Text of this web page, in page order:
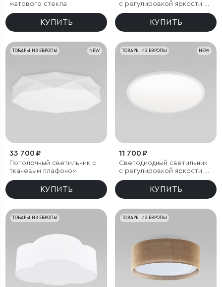
матового стекла
КУПИТЬ
с регулировкой яркости и
цветовой температуры
КУПИТЬ
NEW
ТОВАРЫ ИЗ ЕВРОПЫ
33 700 ₽
Потолочный светильник с
тканевым плафоном
КУПИТЬ
NEW
ТОВАРЫ ИЗ ЕВРОПЫ
11 700 ₽
Светодиодный светильник
с регулировкой яркости и
цветовой температуры
КУПИТЬ
ТОВАРЫ ИЗ ЕВРОПЫ ТОВАРЫ ИЗ ЕВРОПЫ